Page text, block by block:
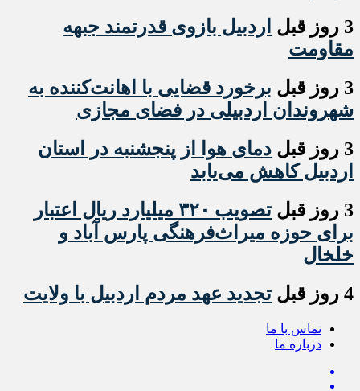
3 روز قبل
اردبیل بازوی قدرتمند جبهه
مقاومت
3 روز قبل
برخورد قضایی با اهانت‌کننده به
شهروندان اردبیلی در فضای مجازی
3 روز قبل
دمای هوا از پنجشنبه در استان
اردبیل کاهش می‌یابد
3 روز قبل
تصویب ۳۲۰ میلیارد ریال اعتبار
برای حوزه میراث‌فرهنگی پارس آباد و
خلخال
4 روز قبل
تجدید عهد مردم اردبیل با ولایت
تماس با ما
درباره ما